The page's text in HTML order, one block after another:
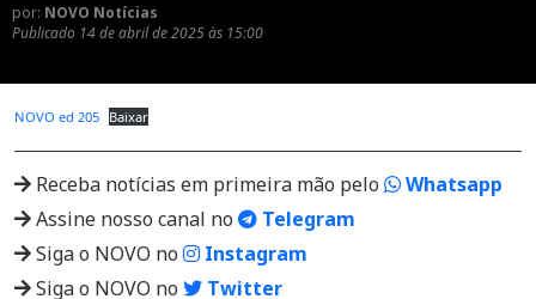
por: NOVO Notícias
Publicado 14 de abril de 2025 às 15:00
NOVO ed 205 Baixar
Receba notícias em primeira mão pelo
Whatsapp
Assine nosso canal no
Telegram
Siga o NOVO no
Instagram
Siga o NOVO no
Twitter